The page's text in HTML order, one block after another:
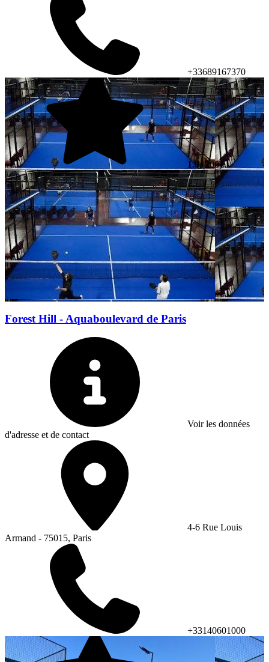
+33689167370
1.9(200)
Forest Hill - Aquaboulevard de Paris
Voir les données
d'adresse et de contact
4-6 Rue Louis
Armand - 75015, Paris
+33140601000